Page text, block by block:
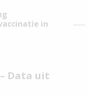
in
Data uit